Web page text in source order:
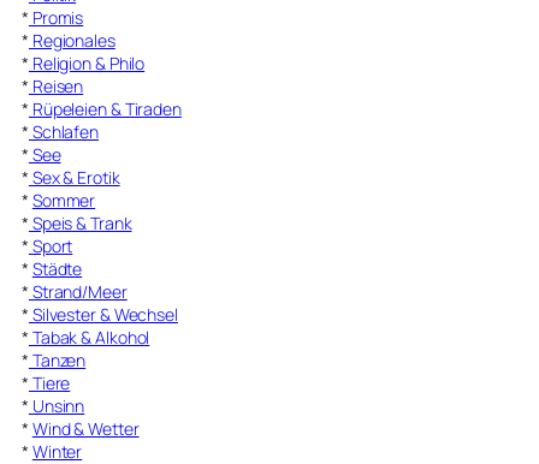
* Promis
* Regionales
* Religion & Philo
* Reisen
* Rüpeleien & Tiraden
* Schlafen
* See
* Sex & Erotik
* Sommer
* Speis & Trank
* Sport
* Städte
* Strand/Meer
* Silvester & Wechsel
* Tabak & Alkohol
* Tanzen
* Tiere
* Unsinn
* Wind & Wetter
* Winter